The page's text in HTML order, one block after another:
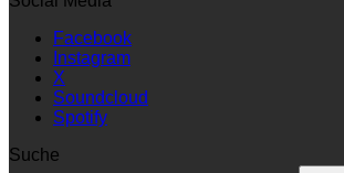
Facebook
Instagram
X
Soundcloud